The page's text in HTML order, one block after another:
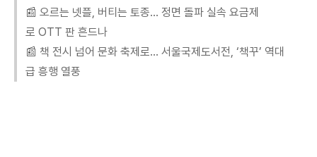
📰 오르는 넷플, 버티는 토종… 정면 돌파 실속 요금제
로 OTT 판 흔드나
📰 책 전시 넘어 문화 축제로… 서울국제도서전, ‘책꾸’ 역대
급 흥행 열풍